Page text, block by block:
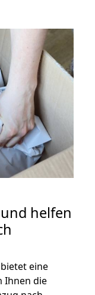
helfen
bietet eine
Ihnen die